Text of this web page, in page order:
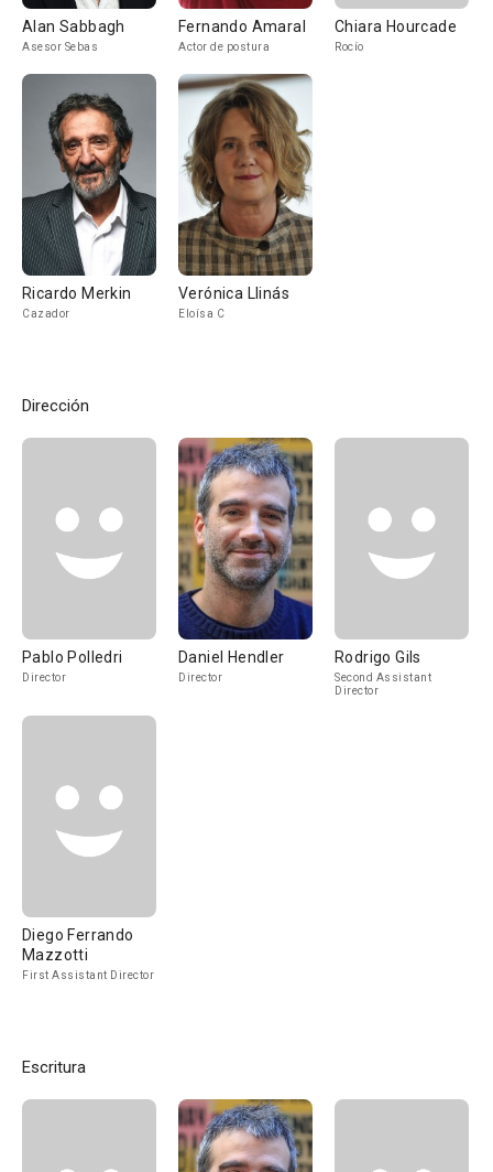
Alan Sabbagh
Asesor Sebas
Fernando Amaral
Actor de postura
Chiara Hourcade
Rocío
Ricardo Merkin
Cazador
Verónica Llinás
Eloísa C
Dirección
Pablo Polledri
Director
Daniel Hendler
Director
Rodrigo Gils
Second Assistant
Director
Diego Ferrando
Mazzotti
First Assistant Director
Escritura